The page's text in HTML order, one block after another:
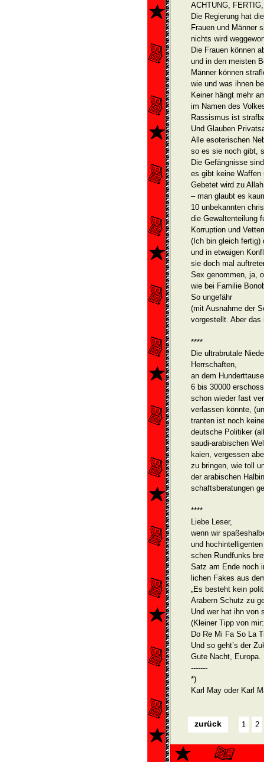
ACHTUNG,
Die Regierung hat
Frauen und Männer
nichts wird
Die Frauen können
und in den meisten
Männer können
wie und was ihnen
Keiner hängt mehr
im Namen des
Rassismus ist
Und Glauben
Alle esoterischen
so es sie noch gibt,
Die Gefängnisse
es gibt keine Waffen
Gebetet wird zu
– man glaubt es
10 unbekannten
die Gewaltenteilung
Korruption und
(Ich bin gleich fertig)
und in etwaigen
sie doch mal
Sex genommen, ja,
wie bei Familie
So ungefähr
(mit Ausnahme der
vorgestellt. Aber
****
Die ultrabrutale
Herrschaften,
an dem
6 bis 30000
schon wieder fast
verlassen könnte,
tranten ist noch
deutsche Politiker
saudi-arabischen
kaien, vergessen
zu bringen, wie toll
der arabischen
schaftsberatungen
****
Liebe Leser,
wenn wir
und
schen Rundfunks
Satz am Ende noch
lichen Fakes aus
„Es besteht kein
Arabern Schutz zu
Und wer hat ihn von
(Kleiner Tipp von
Do Re Mi Fa So La
Und so geht’s der
Gute Nacht, Europa.
-------
*)
Karl May oder Karl
zurück 1 2